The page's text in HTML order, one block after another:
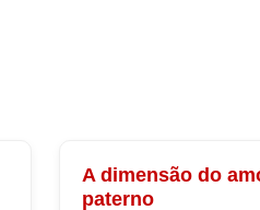
A dimensão do
paterno